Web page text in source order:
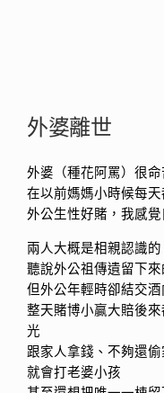
外婆離世
外婆（種花阿罵）很
在以前媽媽小時候每
外公生性好賭，我感
兩人大概是相親認識的
聽說外公祖傳遺留下
但外公年輕時卻結交
整天賭博小贏大賠後
光
跟家人拿錢、不夠還
就會打老婆小孩